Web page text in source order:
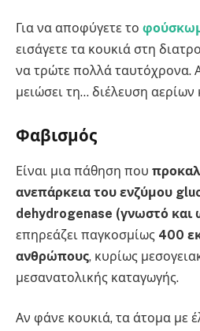
Για να αποφύγετε το
εισάγετε τα κουκιά στη
να τρώτε πολλά ταυτόχρονα.
μειώσει τη… διέλευση
Φαβισμός
Είναι μια πάθηση που
ανεπάρκεια του ενζύμου
dehydrogenase (γνωστό και
επηρεάζει παγκοσμίως 400
ανθρώπους, κυρίως
μεσανατολικής καταγωγής.
Αν φάνε κουκιά, τα άτομα με